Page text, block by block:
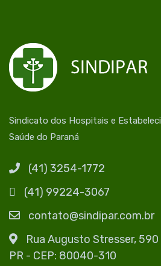
Sindicato dos Hospitais e
Saúde do Paraná
(41) 3254-1772
(41) 99224-3067
contato@sindipar.com.br
Rua Augusto Stresser,
PR - CEP: 80040-310